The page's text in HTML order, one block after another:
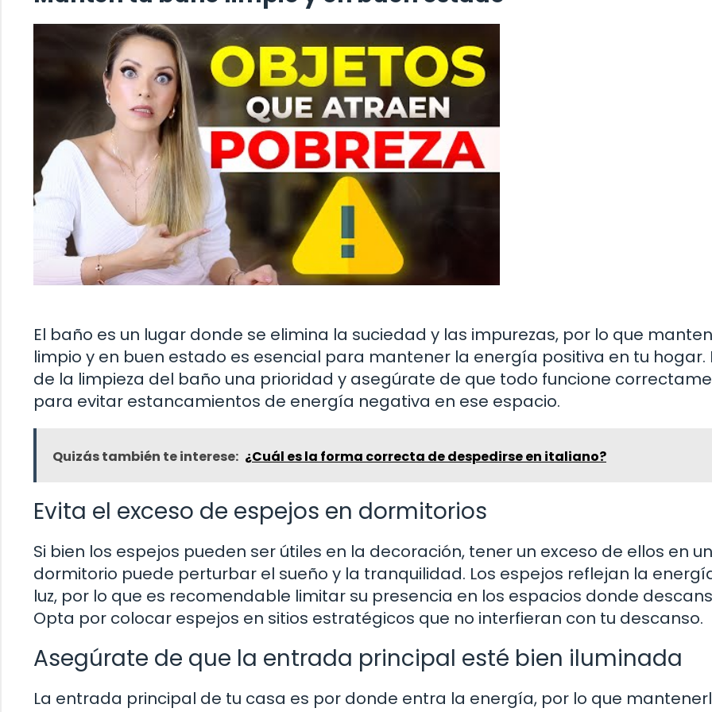
El baño es un lugar donde se elimina la suciedad y las impurezas, por lo que
limpio y en buen estado es esencial para mantener la energía positiva en tu hogar.
de la limpieza del baño una prioridad y asegúrate de que todo funcione
para evitar estancamientos de energía negativa en ese espacio.
Quizás también te interese: ¿Cuál es la forma correcta de despedirse en italiano?
Evita el exceso de espejos en dormitorios
Si bien los espejos pueden ser útiles en la decoración, tener un exceso de ellos en un
dormitorio puede perturbar el sueño y la tranquilidad. Los espejos reflejan la
luz, por lo que es recomendable limitar su presencia en los espacios donde
Opta por colocar espejos en sitios estratégicos que no interfieran con tu descanso.
Asegúrate de que la entrada principal esté bien iluminada
La entrada principal de tu casa es por donde entra la energía, por lo que